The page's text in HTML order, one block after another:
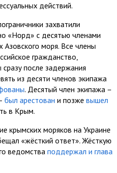
действий.
захватили
«Норд» с десятью членами
моря. Все члены
гражданство,
после задержания
из десяти членов экипажа
. Десятый член экипажа –
был арестован и позже вышел
в Крым.
крымских моряков на Украине
«жёсткий ответ». Жёсткую
ведомства поддержал и глава